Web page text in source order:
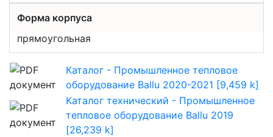
Форма корпуса
прямоугольная
Каталог - Промышленное тепловое
оборудование Ballu 2020-2021 [9,459 k]
Каталог технический - Промышленное
тепловое оборудование Ballu 2019
[26,239 k]